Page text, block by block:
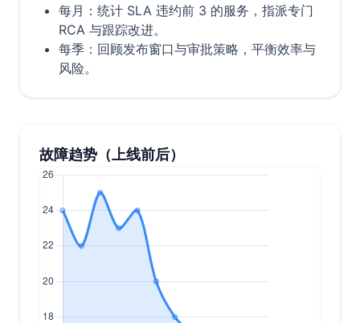
每月：统计 SLA 违约前 3 的服务，指派专门
RCA 与跟踪改进。
每季：回顾发布窗口与审批策略，平衡效率与
风险。
故障趋势（上线前后）